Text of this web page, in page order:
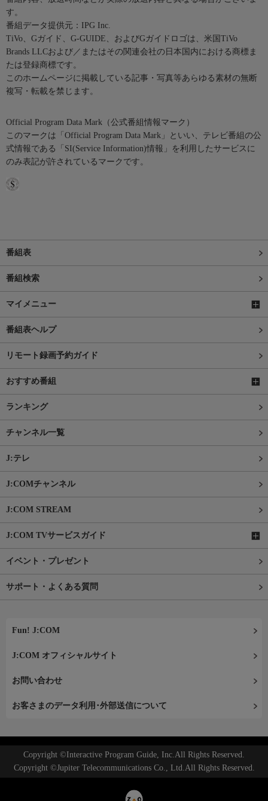
す。
番組データ提供元：IPG Inc.
TiVo、Gガイド、G-GUIDE、およびGガイドロゴは、米国TiVo
Brands LLCおよび／またはその関連会社の日本国内における商標ま
たは登録商標です。
このホームページに掲載している記事・写真等あらゆる素材の無断
複写・転載を禁じます。
Official Program Data Mark（公式番組情報マーク）
このマークは「Official Program Data Mark」といい、テレビ番組の公
式情報である「SI(Service Information)情報」を利用したサービスに
のみ表記が許されているマークです。
番組表
番組検索
マイメニュー
番組表ヘルプ
リモート録画予約ガイド
おすすめ番組
ランキング
チャンネル一覧
J:テレ
J:COMチャンネル
J:COM STREAM
J:COM TVサービスガイド
イベント・プレゼント
サポート・よくある質問
Fun! J:COM
J:COM オフィシャルサイト
お問い合わせ
お客さまのデータ利用･外部送信について
Copyright ©Interactive Program Guide, Inc.All Rights Reserved.
Copyright ©Jupiter Telecommunications Co., Ltd.All Rights Reserved.